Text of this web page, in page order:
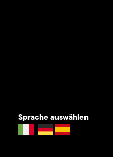
Sprache auswählen